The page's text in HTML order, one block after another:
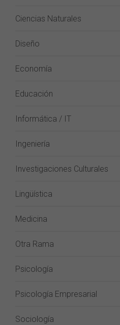
Ciencias Naturales
Diseño
Economía
Educación
Informática / IT
Ingeniería
Investigaciones Culturales
Lingüística
Medicina
Otra Rama
Psicología
Psicología Empresarial
Sociología